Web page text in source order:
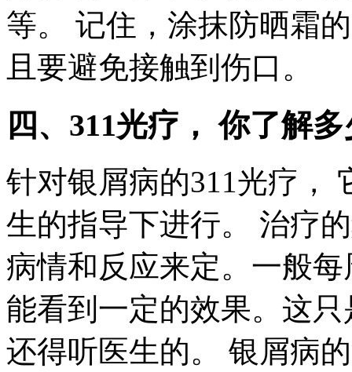
等。 记住，涂抹防晒霜
且要避免接触到伤口。
四、311光疗， 你了解
针对银屑病的311光疗，
生的指导下进行。 治疗
病情和反应来定。一般
能看到一定的效果。这
还得听医生的。 银屑病